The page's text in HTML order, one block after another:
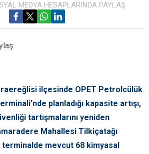
MEDYA HESAPLARINDA PAYLAŞ
ilçesinde OPET Petrolcülük
planladığı kapasite artışı,
tartışmalarını yeniden
Mahallesi Tilkiçatağı
terminalde mevcut 68 kimyasal